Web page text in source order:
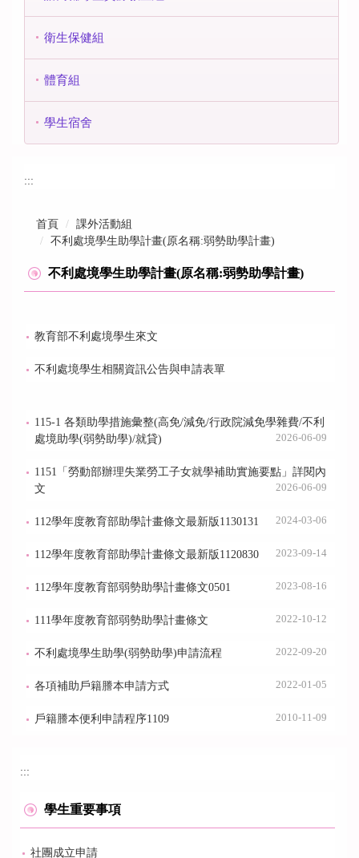
衛生保健組
體育組
學生宿舍
:::
首頁
課外活動組
不利處境學生助學計畫(原名稱:弱勢助學計畫)
不利處境學生助學計畫(原名稱:弱勢助學計畫)
教育部不利處境學生來文
不利處境學生相關資訊公告與申請表單
115-1 各類助學措施彙整(高免/減免/行政院減免學雜費/不利
處境助學(弱勢助學)/就貸)
2026-06-09
1151「勞動部辦理失業勞工子女就學補助實施要點」詳閱內
文
2026-06-09
112學年度教育部助學計畫條文最新版1130131 2024-03-06
112學年度教育部助學計畫條文最新版1120830 2023-09-14
112學年度教育部弱勢助學計畫條文0501 2023-08-16
111學年度教育部弱勢助學計畫條文 2022-10-12
不利處境學生助學(弱勢助學)申請流程 2022-09-20
各項補助戶籍謄本申請方式 2022-01-05
戶籍謄本便利申請程序1109 2010-11-09
:::
學生重要事項
社團成立申請